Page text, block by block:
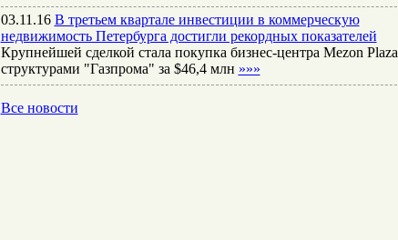
03.11.16 В третьем квартале инвестиции в коммерческую
недвижимость Петербурга достигли рекордных показателей
Крупнейшей сделкой стала покупка бизнес-центра Mezon Plaza
структурами "Газпрома" за $46,4 млн »»»
Все новости